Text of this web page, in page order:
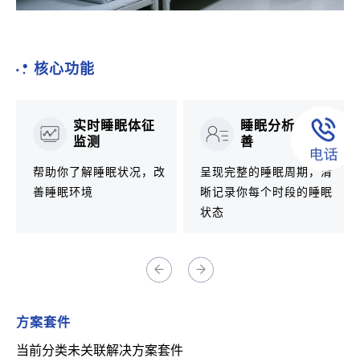
核心功能
实时睡眠体征
监测
帮助你了解睡眠状况，改
善睡眠环境
睡眠分析与改
善
呈现完整的睡眠周期，清
晰记录你每个时段的睡眠
状态
方案套件
当前分类未关联解决方案套件